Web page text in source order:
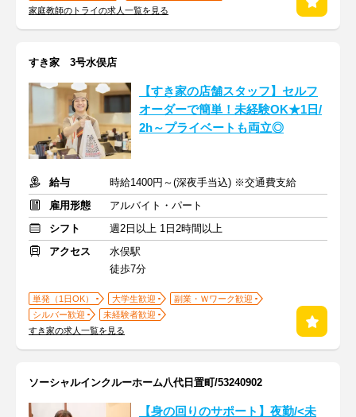
家庭教師のトライの求人一覧を見る
すき家 3号水俣店
【すき家の店舗スタッフ】セルフ
オーダーで簡単！未経験OK★1日/
2h～プライベートも両立◎
給与
時給1400円～(深夜手当込) ※交通費支給
雇用形態
アルバイト・パート
シフト
週2日以上 1日2時間以上
アクセス
水俣駅
徒歩7分
単発（1日OK） 大学生歓迎
副業・Ｗワーク歓迎
シルバー歓迎
未経験者歓迎
すき家の求人一覧を見る
ソーシャルインクルーホーム八代日置町/53240902
【身の回りのサポート】夜勤/<未